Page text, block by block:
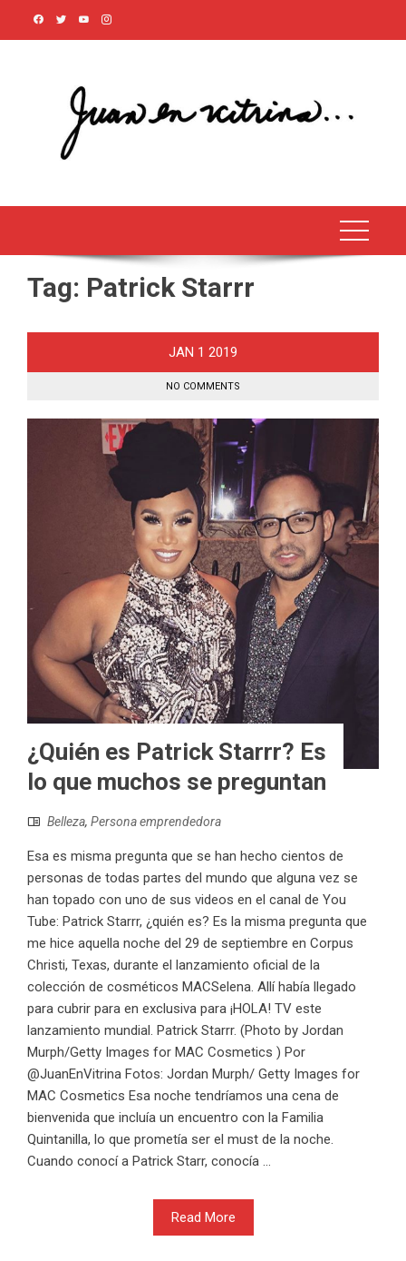
Tag: Patrick Starrr
JAN 1 2019
NO COMMENTS
¿Quién es Patrick Starrr? Es
lo que muchos se preguntan
Belleza, Persona emprendedora
Esa es misma pregunta que se han hecho cientos de
personas de todas partes del mundo que alguna vez se
han topado con uno de sus videos en el canal de You
Tube: Patrick Starrr, ¿quién es? Es la misma pregunta que
me hice aquella noche del 29 de septiembre en Corpus
Christi, Texas, durante el lanzamiento oficial de la
colección de cosméticos MACSelena. Allí había llegado
para cubrir para en exclusiva para ¡HOLA! TV este
lanzamiento mundial. Patrick Starrr. (Photo by Jordan
Murph/Getty Images for MAC Cosmetics ) Por
@JuanEnVitrina Fotos: Jordan Murph/ Getty Images for
MAC Cosmetics Esa noche tendríamos una cena de
bienvenida que incluía un encuentro con la Familia
Quintanilla, lo que prometía ser el must de la noche.
Cuando conocí a Patrick Starr, conocía ...
Read More